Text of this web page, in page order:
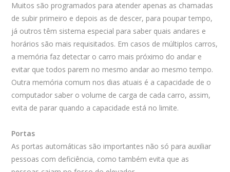
Muitos são programados para atender apenas as chamadas
de subir primeiro e depois as de descer, para poupar tempo,
já outros têm sistema especial para saber quais andares e
horários são mais requisitados. Em casos de múltiplos carros,
a memória faz detectar o carro mais próximo do andar e
evitar que todos parem no mesmo andar ao mesmo tempo.
Outra memória comum nos dias atuais é a capacidade de o
computador saber o volume de carga de cada carro, assim,
evita de parar quando a capacidade está no limite.
Portas
As portas automáticas são importantes não só para auxiliar
pessoas com deficiência, como também evita que as